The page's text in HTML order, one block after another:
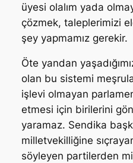
üyesi olalım yada
çözmek, taleplerimizi
şey yapmamız gerekir.
Öte yandan
olan bu sistemi
işlevi olmayan
etmesi için birilerini
yaramaz. Sendika
milletvekilliğine
söyleyen partilerden